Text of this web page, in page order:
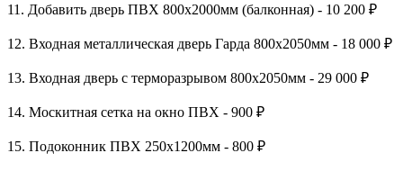
11. Добавить дверь ПВХ 800х2000мм (балконная) - 10 200 ₽
12. Входная металлическая дверь Гарда 800х2050мм - 18 000 ₽
13. Входная дверь с терморазрывом 800х2050мм - 29 000 ₽
14. Москитная сетка на окно ПВХ - 900 ₽
15. Подоконник ПВХ 250х1200мм - 800 ₽